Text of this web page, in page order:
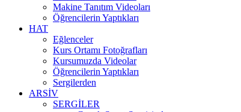
Makine Tanıtım Videoları
Öğrencilerin Yaptıkları
HAT
Eğlenceler
Kurs Ortamı Fotoğrafları
Kursumuzda Videolar
Öğrencilerin Yaptıkları
Sergilerden
ARSİV
SERGİLER